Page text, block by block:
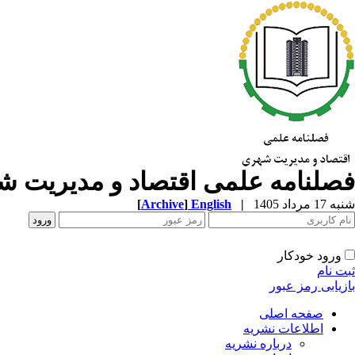
فصلنامه علمی اقتصاد و مدیریت
شنبه 17 مرداد 1405 |
English
[Archive]
ورود خودکار
ثبت نام
بازیابی رمز عبور
صفحه اصلی
اطلاعات نشریه
درباره نشریه